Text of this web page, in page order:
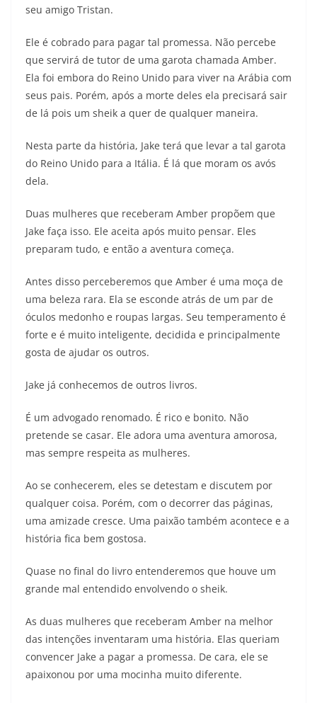
seu amigo Tristan.
Ele é cobrado para pagar tal promessa. Não percebe
que servirá de tutor de uma garota chamada Amber.
Ela foi embora do Reino Unido para viver na Arábia com
seus pais. Porém, após a morte deles ela precisará sair
de lá pois um sheik a quer de qualquer maneira.
Nesta parte da história, Jake terá que levar a tal garota
do Reino Unido para a Itália. É lá que moram os avós
dela.
Duas mulheres que receberam Amber propõem que
Jake faça isso. Ele aceita após muito pensar. Eles
preparam tudo, e então a aventura começa.
Antes disso perceberemos que Amber é uma moça de
uma beleza rara. Ela se esconde atrás de um par de
óculos medonho e roupas largas. Seu temperamento é
forte e é muito inteligente, decidida e principalmente
gosta de ajudar os outros.
Jake já conhecemos de outros livros.
É um advogado renomado. É rico e bonito. Não
pretende se casar. Ele adora uma aventura amorosa,
mas sempre respeita as mulheres.
Ao se conhecerem, eles se detestam e discutem por
qualquer coisa. Porém, com o decorrer das páginas,
uma amizade cresce. Uma paixão também acontece e a
história fica bem gostosa.
Quase no final do livro entenderemos que houve um
grande mal entendido envolvendo o sheik.
As duas mulheres que receberam Amber na melhor
das intenções inventaram uma história. Elas queriam
convencer Jake a pagar a promessa. De cara, ele se
apaixonou por uma mocinha muito diferente.